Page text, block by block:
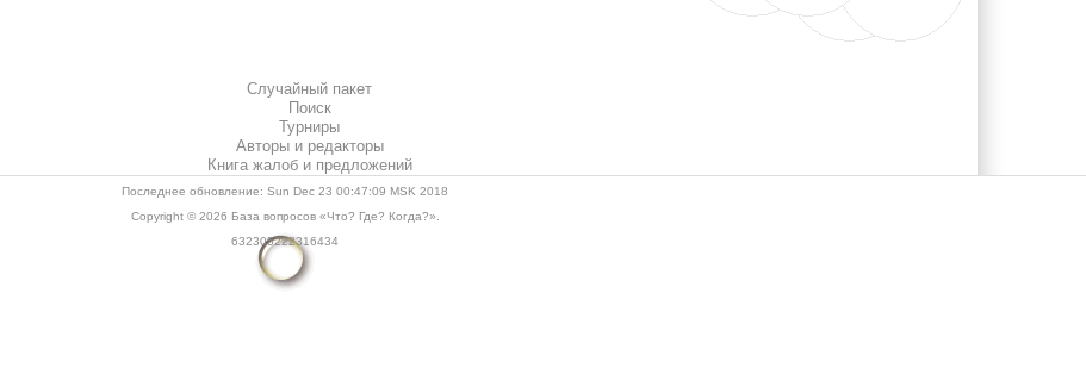
Случайный пакет
Поиск
Турниры
Авторы и редакторы
Книга жалоб и предложений
Последнее обновление: Sun Dec 23 00:47:09 MSK 2018
Copyright © 2026 База вопросов «Что? Где? Когда?».
632305222316434